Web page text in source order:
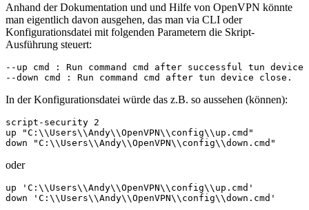
Anhand der Dokumentation und und Hilfe von OpenVPN könnte
man eigentlich davon ausgehen, das man via CLI oder
Konfigurationsdatei mit folgenden Parametern die Skript-
Ausführung steuert:
--up cmd : Run command cmd after successful tun device
--down cmd : Run command cmd after tun device close.
In der Konfigurationsdatei würde das z.B. so aussehen (können):
script-security 2
up "C:\\Users\\Andy\\OpenVPN\\config\\up.cmd"
down "C:\\Users\\Andy\\OpenVPN\\config\\down.cmd"
oder
up 'C:\\Users\\Andy\\OpenVPN\\config\\up.cmd'
down 'C:\\Users\\Andy\\OpenVPN\\config\\down.cmd'